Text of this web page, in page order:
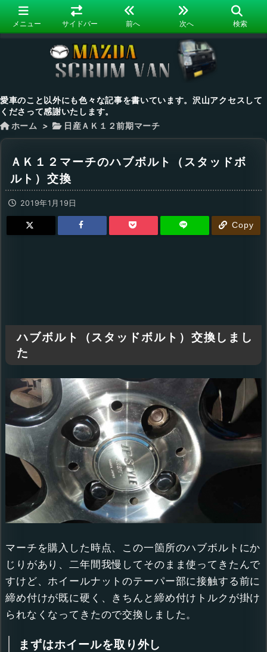
メニュー サイドバー 前へ 次へ 検索
愛車のこと以外にも色々な記事を書いています。沢山アクセスして
くださって感謝いたします。
ホーム > 日産ＡＫ１２前期マーチ
ＡＫ１２マーチのハブボルト（スタッドボ
ルト）交換
2019年1月19日
Copy
ハブボルト（スタッドボルト）交換しまし
た
マーチを購入した時点、この一箇所のハブボルトにか
じりがあり、二年間我慢してそのまま使ってきたんで
すけど、ホイールナットのテーパー部に接触する前に
締め付けが既に硬く、きちんと締め付けトルクが掛け
られなくなってきたので交換しました。
まずはホイールを取り外し